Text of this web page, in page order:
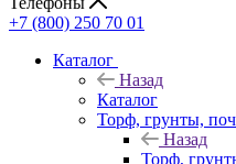
+7 (800) 250 70 01
Каталог
Назад
Каталог
Торф, грунты,
Назад
Торф,